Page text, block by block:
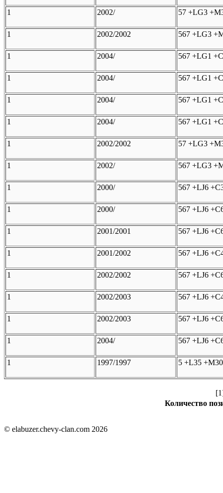
1 2002/ 57 +LG3
1 2002/2002 567 +LG3
1 2004/ 567 +LG1
1 2004/ 567 +LG1
1 2004/ 567 +LG1
1 2004/ 567 +LG1
1 2002/2002 57 +LG3
1 2002/ 567 +LG3
1 2000/ 567 +LJ6
1 2000/ 567 +LJ6
1 2001/2001 567 +LJ6
1 2001/2002 567 +LJ6
1 2002/2002 567 +LJ6
1 2002/2003 567 +LJ6
1 2002/2003 567 +LJ6
1 2004/ 567 +LJ6
1 1997/1997 5 +L35
Количество
© elabuzer.chevy-clan.com 2026